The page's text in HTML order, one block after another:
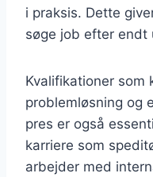
i praksis. Dette
søge job efter endt
Kvalifikationer som
problemløsning og
pres er også
karriere som
arbejder med